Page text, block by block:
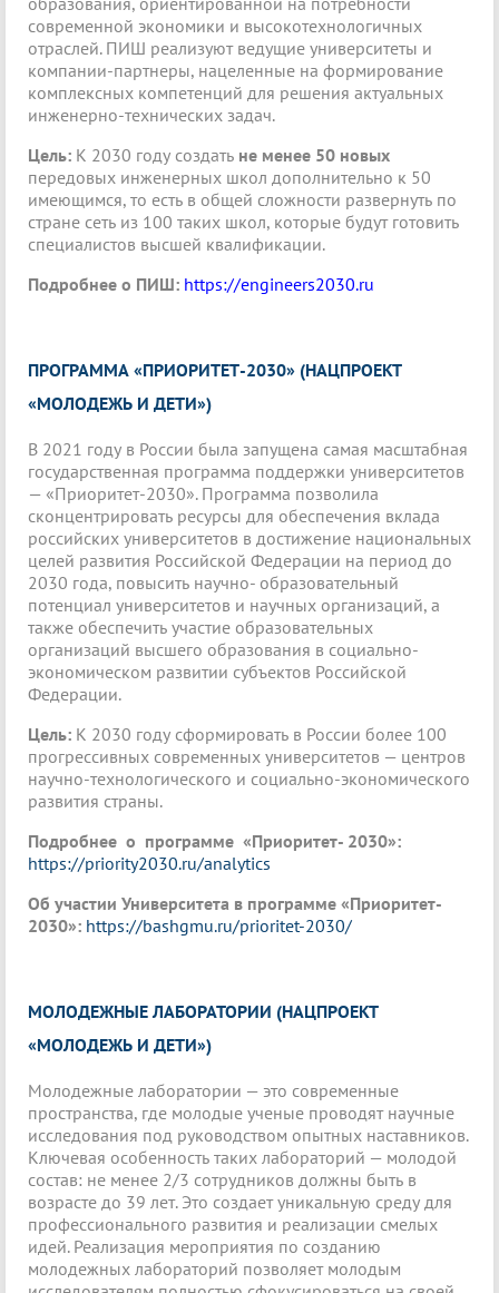
современной экономики и высокотехнологичных
отраслей. ПИШ реализуют ведущие университеты и
компании-партнеры, нацеленные на формирование
комплексных компетенций для решения актуальных
инженерно-технических задач.
Цель: К 2030 году создать не менее 50 новых
передовых инженерных школ дополнительно к 50
имеющимся, то есть в общей сложности развернуть по
стране сеть из 100 таких школ, которые будут готовить
специалистов высшей квалификации.
Подробнее о ПИШ: https://engineers2030.ru
ПРОГРАММА «ПРИОРИТЕТ-2030» (НАЦПРОЕКТ
«МОЛОДЕЖЬ И ДЕТИ»)
В 2021 году в России была запущена самая масштабная
государственная программа поддержки университетов
— «Приоритет-2030». Программа позволила
сконцентрировать ресурсы для обеспечения вклада
российских университетов в достижение национальных
целей развития Российской Федерации на период до
2030 года, повысить научно- образовательный
потенциал университетов и научных организаций, а
также обеспечить участие образовательных
организаций высшего образования в социально-
экономическом развитии субъектов Российской
Федерации.
Цель: К 2030 году сформировать в России более 100
прогрессивных современных университетов — центров
научно-технологического и социально-экономического
развития страны.
Подробнее о программе «Приоритет- 2030»:
https://priority2030.ru/analytics
Об участии Университета в программе «Приоритет-
2030»: https://bashgmu.ru/prioritet-2030/
МОЛОДЕЖНЫЕ ЛАБОРАТОРИИ (НАЦПРОЕКТ
«МОЛОДЕЖЬ И ДЕТИ»)
Молодежные лаборатории — это современные
пространства, где молодые ученые проводят научные
исследования под руководством опытных наставников.
Ключевая особенность таких лабораторий — молодой
состав: не менее 2/3 сотрудников должны быть в
возрасте до 39 лет. Это создает уникальную среду для
профессионального развития и реализации смелых
идей. Реализация мероприятия по созданию
молодежных лабораторий позволяет молодым